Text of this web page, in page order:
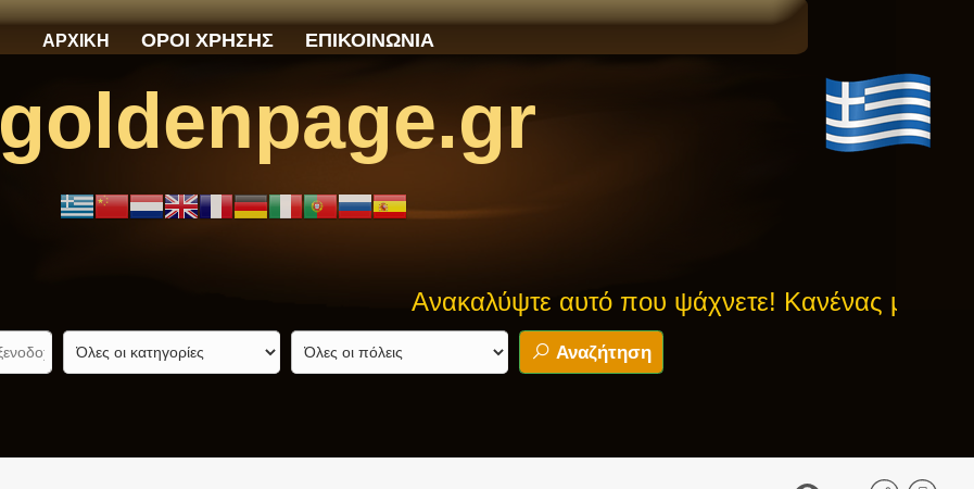
ΑΡΧΙΚΗ ΟΡΟΙ ΧΡΗΣΗΣ ΕΠΙΚΟΙΝΩΝΙΑ
goldenpage.gr
Ανακαλύψτε αυτό που ψάχνετε! Κανένας μύθος δεν
Αναζήτηση